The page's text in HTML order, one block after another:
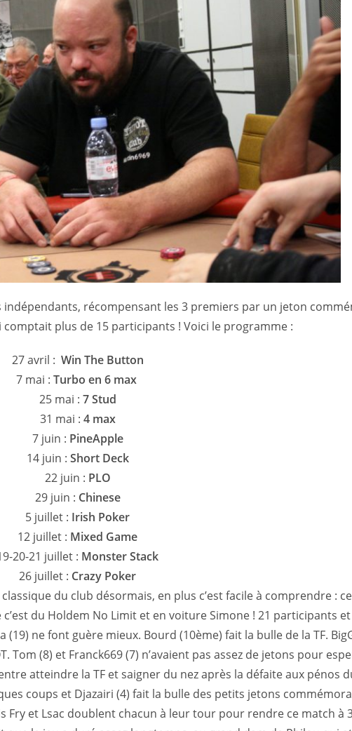
indépendants, récompensant les 3 premiers par un jeton
plus de 15 participants ! Voici le programme :
27 avril : Win The Button
7 mai : Turbo en 6 max
25 mai : 7 Stud
31 mai : 4 max
7 juin : PineApple
14 juin : Short Deck
22 juin : PLO
29 juin : Chinese
5 juillet : Irish Poker
12 juillet : Mixed Game
20-21 juillet : Monster Stack
26 juillet : Crazy Poker
du club désormais, en plus c’est facile à comprendre :
du Holdem No Limit et en voiture Simone ! 21 participants
ne font guère mieux. Bourd (10ème) fait la bulle de la TF.
Tom (8) et Franck669 (7) n’avaient pas assez de jetons pour
atteindre la TF et saigner du nez après la défaite aux pénos
coups et Djazairi (4) fait la bulle des petits jetons
Fry et Lsac doublent chacun à leur tour pour rendre ce match à